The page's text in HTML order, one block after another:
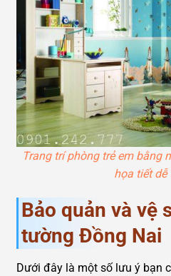
Trang trí phòng trẻ em bằng
họa tiết dễ
Bảo quản và vệ
tường Đồng Nai
Dưới đây là một số lưu ý bạn